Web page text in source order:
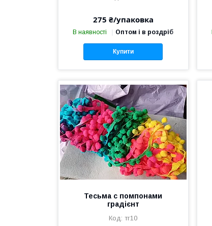
275 ₴/упаковка
В наявності Оптом і в роздріб
Купити
Тесьма с помпонами
градієнт
тг10